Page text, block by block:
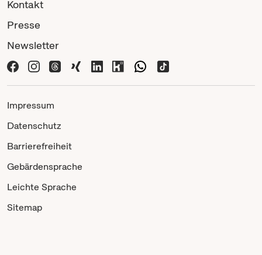
Kontakt
Presse
Newsletter
Impressum
Datenschutz
Barrierefreiheit
Gebärdensprache
Leichte Sprache
Sitemap